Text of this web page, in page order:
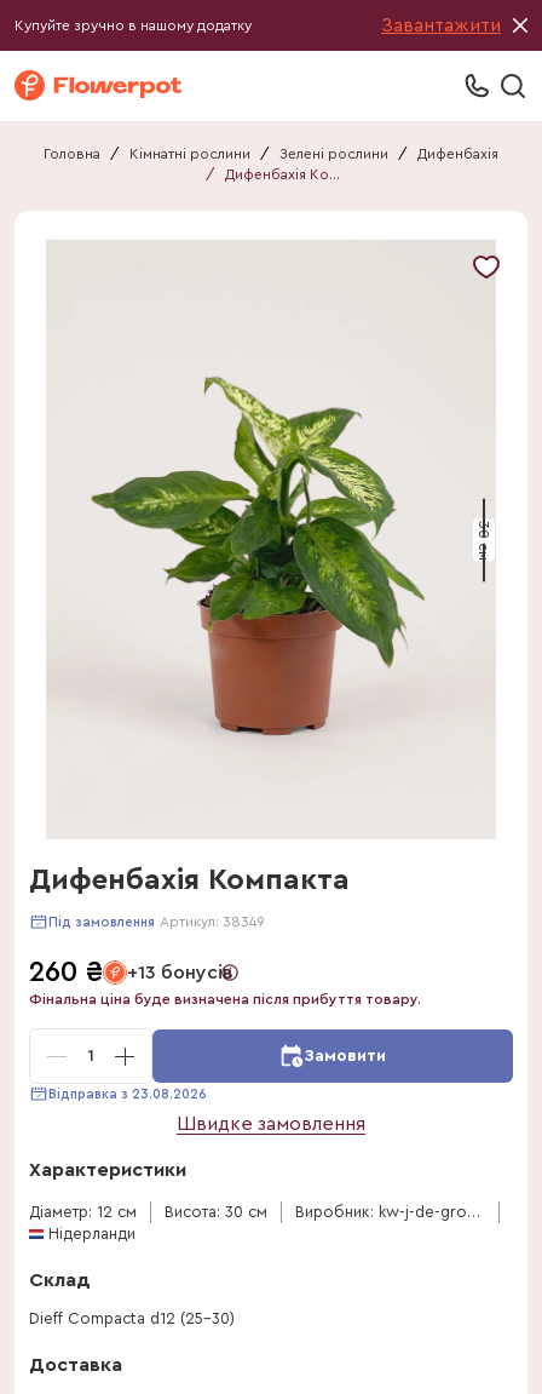
Купуйте зручно в нашому додатку Завантажити
Головна / Кімнатні рослини / Зелені рослини /
Дифенбахія
/
Дифенбахія Компакта
30 см
Дифенбахія Компакта
Під замовлення Артикул: 38349
260 ₴ +13 бонусів
Фінальна ціна буде визначена після прибуття товару.
1 Замовити
Відправка з 23.08.2026
Швидке замовлення
Характеристики
Діаметр: 12 см Висота: 30 см
Виробник: kw-j-de-groot-bv
Нідерланди
Склад
Dieff Compacta d12 (25-30)
Доставка